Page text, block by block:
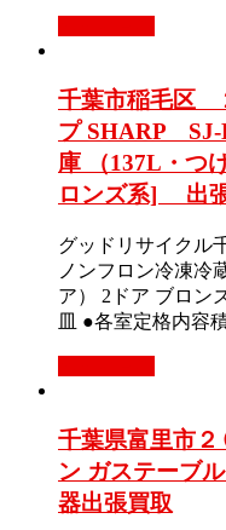
千葉市稲毛区
プ SHARP SJ-
庫 （137L・つ
ロンズ系] 出
グッドリサイク
ノンフロン冷凍冷
ア） 2ドア ブロン
皿 ●各室定格内容
千葉県富里市
ン ガステーブ
器出張買取